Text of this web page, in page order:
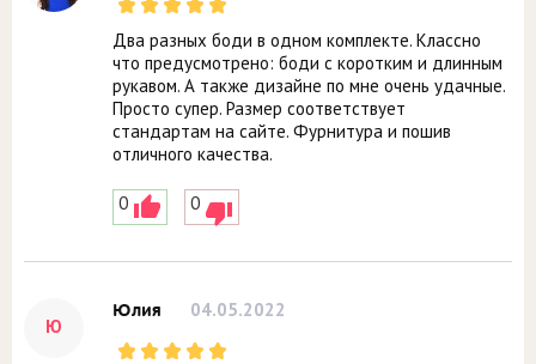
Два разных боди в одном комплекте. Классно
что предусмотрено: боди с коротким и длинным
рукавом. А также дизайне по мне очень удачные.
Просто супер. Размер соответствует
стандартам на сайте. Фурнитура и пошив
отличного качества.
0 0
Ю
Юлия 04.05.2022